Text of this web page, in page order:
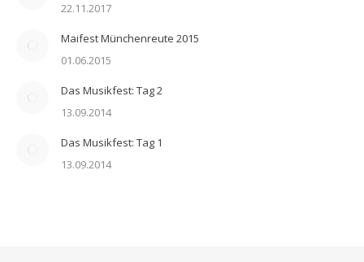
22.11.2017
Maifest Münchenreute 2015
01.06.2015
Das Musikfest: Tag 2
13.09.2014
Das Musikfest: Tag 1
13.09.2014